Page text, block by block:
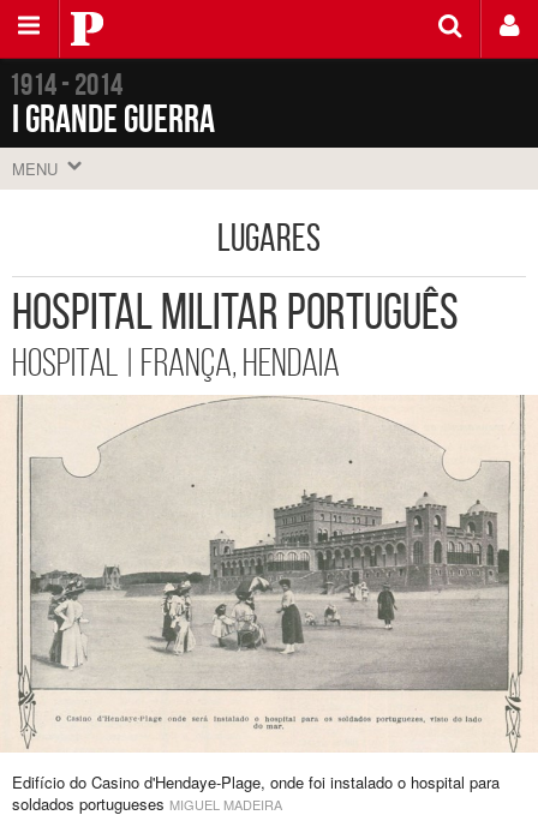
1914 - 2014
I Grande Guerra
MENU
Lugares
Hospital Militar Português
Hospital | França, Hendaia
Edifício do Casino d'Hendaye-Plage, onde foi instalado o hospital para
soldados portugueses MIGUEL MADEIRA